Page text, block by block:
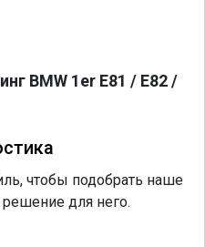
BMW 1er E81 / E82 /
чтобы подобрать наше
для него.